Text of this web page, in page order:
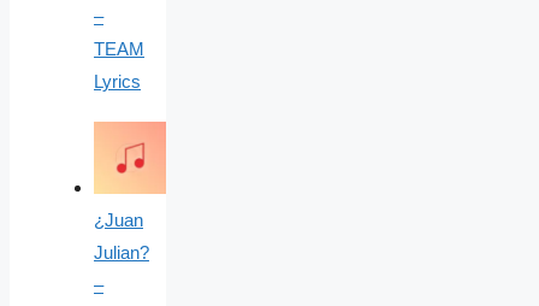
–
TEAM
Lyrics
¿Juan
Julian?
–